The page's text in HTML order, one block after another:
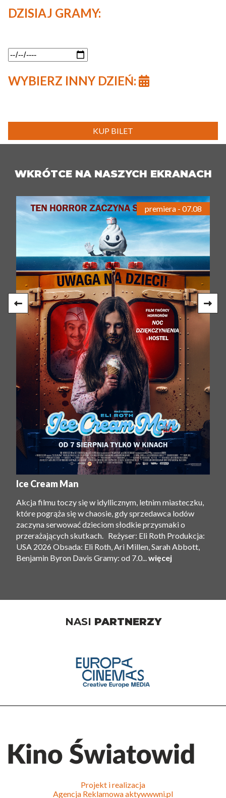
DZISIAJ GRAMY:
WYBIERZ INNY DZIEŃ:
KUP BILET
WKRÓTCE NA NASZYCH EKRANACH
Ice Cream Man
Akcja filmu toczy się w idyllicznym, letnim miasteczku,
które pogrąża się w chaosie, gdy sprzedawca lodów
zaczyna serwować dzieciom słodkie przysmaki o
przerażających skutkach. Reżyser: Eli Roth Produkcja:
USA 2026 Obsada: Eli Roth, Ari Millen, Sarah Abbott,
Benjamin Byron Davis Gramy: od 7.0...więcej
premiera - 07.08
NASI PARTNERZY
Projekt i realizacja
Agencja Reklamowaaktywwwni.pl